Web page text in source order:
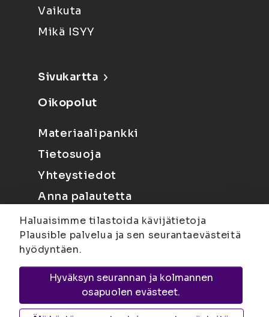
Vaikuta
Mikä ISYY
Sivukartta
Oikopolut
Materiaalipankki
Tietosuoja
Yhteystiedot
Anna palautetta
Joensuu
Suvantokatu 6, 80100 Joensuu |
KuopioYliopistonranta 15, PL 1627, 70211
Haluaisimme tilastoida kävijätietoja
Plausible palvelua ja sen seurantaevästeitä
hyödyntäen.
Hyväksyn seurannan ja kolmannen
osapuolen evästeet.